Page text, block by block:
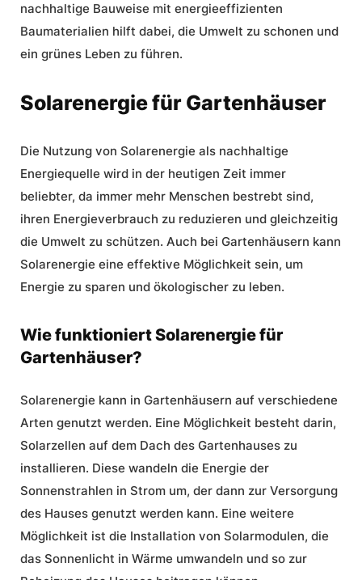
nachhaltige Bauweise mit energieeffizienten
Baumaterialien hilft dabei, die Umwelt zu schonen und
ein grünes Leben zu führen.
Solarenergie für Gartenhäuser
Die Nutzung von Solarenergie als nachhaltige
Energiequelle wird in der heutigen Zeit immer
beliebter, da immer mehr Menschen bestrebt sind,
ihren Energieverbrauch zu reduzieren und gleichzeitig
die Umwelt zu schützen. Auch bei Gartenhäusern kann
Solarenergie eine effektive Möglichkeit sein, um
Energie zu sparen und ökologischer zu leben.
Wie funktioniert Solarenergie für
Gartenhäuser?
Solarenergie kann in Gartenhäusern auf verschiedene
Arten genutzt werden. Eine Möglichkeit besteht darin,
Solarzellen auf dem Dach des Gartenhauses zu
installieren. Diese wandeln die Energie der
Sonnenstrahlen in Strom um, der dann zur Versorgung
des Hauses genutzt werden kann. Eine weitere
Möglichkeit ist die Installation von Solarmodulen, die
das Sonnenlicht in Wärme umwandeln und so zur